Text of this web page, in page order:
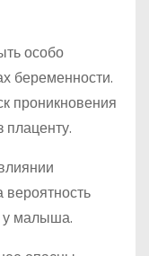
особо
беременности.
проникновения
вероятность
у малыша.